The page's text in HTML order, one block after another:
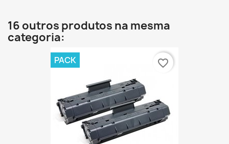
16 outros produtos na mesma
categoria:
PACK favorite_border